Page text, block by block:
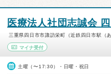
医療法人社団志誠会
三重県四日市市諏訪栄町（近鉄四日市駅（
マイナ受付
土曜（〜17:30）・日曜・祝日